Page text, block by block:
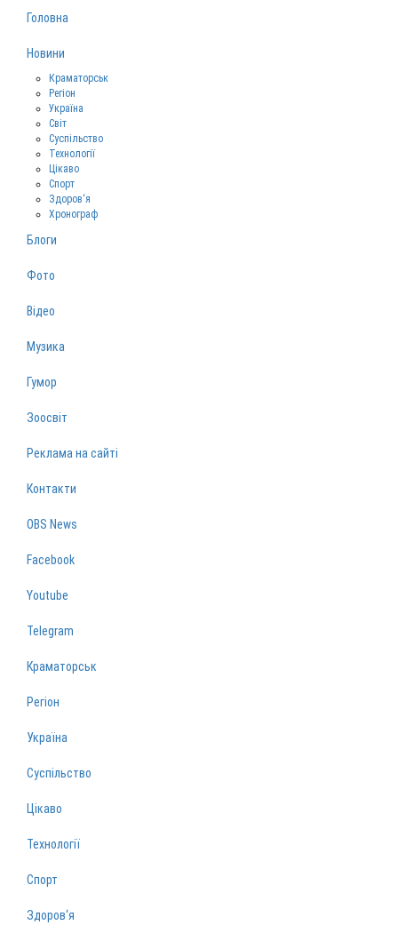
Головна
Новини
Краматорськ
Регіон
Україна
Світ
Суспільство
Технології
Цікаво
Спорт
Здоров‘я
Хронограф
Блоги
Фото
Відео
Музика
Гумор
Зоосвіт
Реклама на сайті
Контакти
OBS News
Facebook
Youtube
Telegram
Краматорськ
Регіон
Україна
Суспільство
Цікаво
Технології
Спорт
Здоров‘я